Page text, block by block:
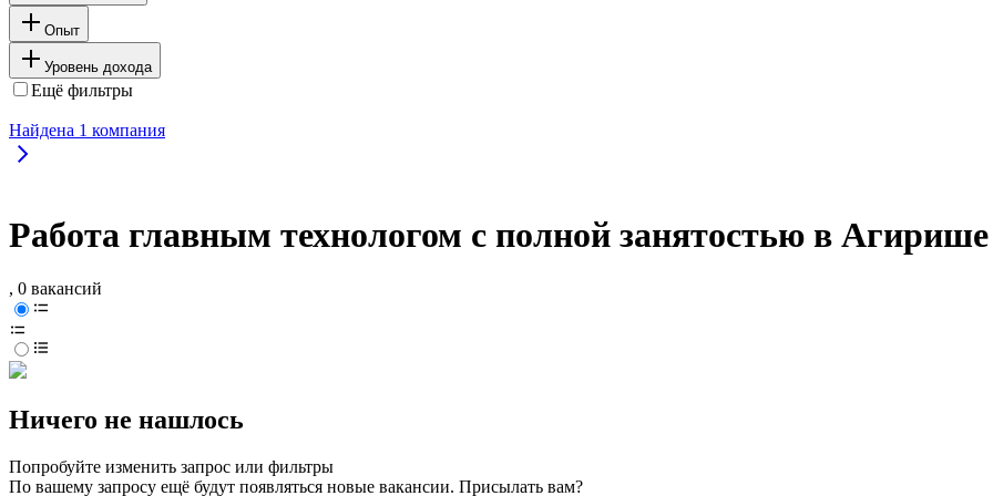
Опыт
Уровень дохода
Ещё фильтры
Найдена 1 компания
Работа главным технологом с полной занятостью в Агирише
, 0 вакансий
Ничего не нашлось
Попробуйте изменить запрос или фильтры
По вашему запросу ещё будут появляться новые вакансии. Присылать вам?